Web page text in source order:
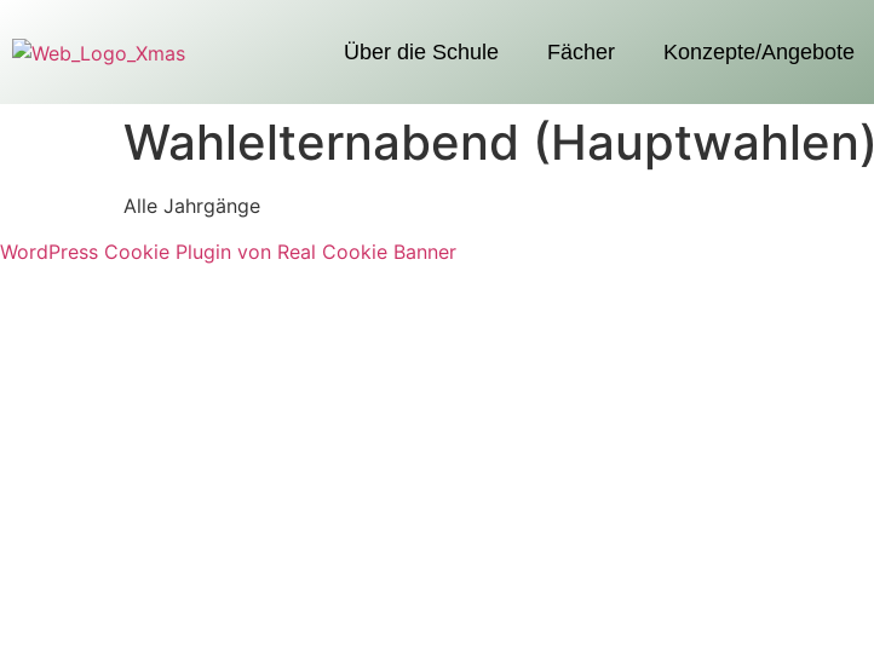
Über die Schule Fächer Konzepte/Angebote
Wahlelternabend (Hauptwahlen)
Alle Jahrgänge
WordPress Cookie Plugin von Real Cookie Banner